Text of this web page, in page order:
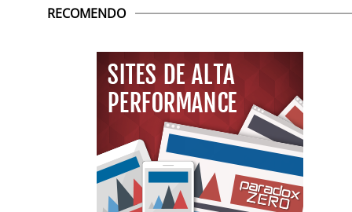
RECOMENDO